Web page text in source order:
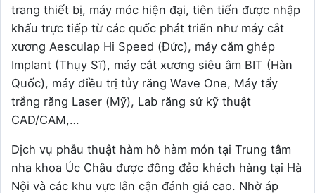
trang thiết bị, máy móc hiện đại, tiên tiến được nhập
khẩu trực tiếp từ các quốc phát triển như máy cắt
xương Aesculap Hi Speed (Đức), máy cắm ghép
Implant (Thụy Sĩ), máy cắt xương siêu âm BIT (Hàn
Quốc), máy điều trị tủy răng Wave One, Máy tẩy
trắng răng Laser (Mỹ), Lab răng sứ kỹ thuật
CAD/CAM,…
Dịch vụ phẫu thuật hàm hô hàm món tại Trung tâm
nha khoa Úc Châu được đông đảo khách hàng tại Hà
Nội và các khu vực lân cận đánh giá cao. Nhờ áp